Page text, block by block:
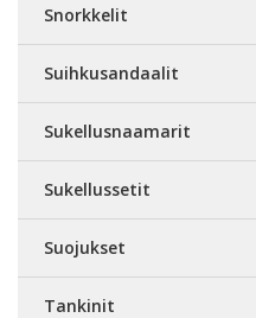
Snorkkelit
Suihkusandaalit
Sukellusnaamarit
Sukellussetit
Suojukset
Tankinit